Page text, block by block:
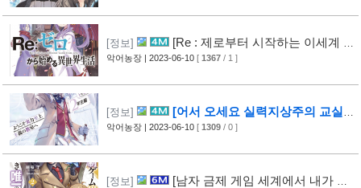
[정보]
[Re : 제로부터 시작하는 이세계 생
활] 34권 표지
악어농장 | 2023-06-10 [ 1367 / 1 ]
[정보]
[어서 오세요 실력지상주의 교실에
2학년 편] 9.5권 표지
악어농장 | 2023-06-10 [ 1309 / 0 ]
[정보]
[남자 금제 게임 세계에서 내가 할